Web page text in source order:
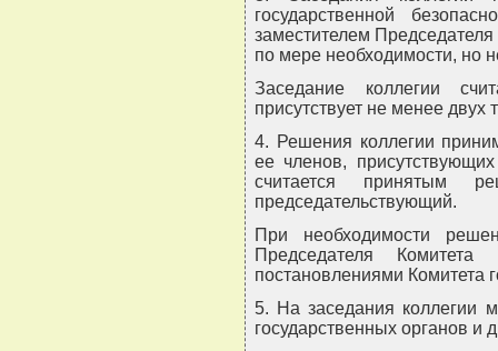
государственной
заместителем Председателя
по мере необходимости, но
Заседание коллегии
присутствует не менее двух
4. Решения коллегии
ее членов,
считается принятым
председательствующий.
При необходимости
Председателя Комитета
постановлениями Комитета
5. На заседания коллегии
государственных органов и